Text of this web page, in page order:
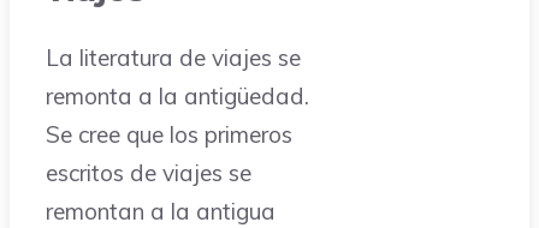
La literatura de viajes se
remonta a la antigüedad.
Se cree que los primeros
escritos de viajes se
remontan a la antigua